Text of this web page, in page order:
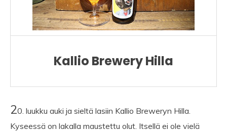
Kallio Brewery Hilla
20. luukku auki ja sieltä lasiin Kallio Breweryn Hilla.
Kyseessä on lakalla maustettu olut. Itsellä ei ole vielä